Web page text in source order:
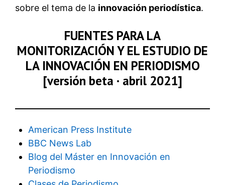
sobre el tema de la innovación periodística.
FUENTES PARA LA
MONITORIZACIÓN Y EL ESTUDIO DE
LA INNOVACIÓN EN PERIODISMO
[versión beta · abril 2021]
American Press Institute
BBC News Lab
Blog del Máster en Innovación en
Periodismo